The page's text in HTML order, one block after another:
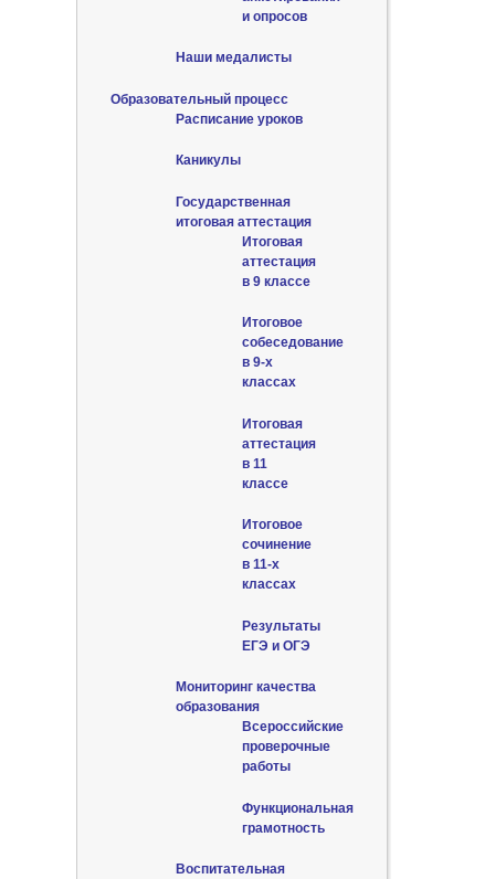
и опросов
Наши медалисты
Образовательный процесс
Расписание уроков
Каникулы
Государственная
итоговая аттестация
Итоговая
аттестация
в 9 классе
Итоговое
собеседование
в 9-х
классах
Итоговая
аттестация
в 11
классе
Итоговое
сочинение
в 11-х
классах
Результаты
ЕГЭ и ОГЭ
Мониторинг качества
образования
Всероссийские
проверочные
работы
Функциональная
грамотность
Воспитательная